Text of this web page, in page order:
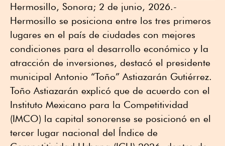
Hermosillo, Sonora; 2 de junio, 2026.-
Hermosillo se posiciona entre los tres primeros
lugares en el país de ciudades con mejores
condiciones para el desarrollo económico y la
atracción de inversiones, destacó el presidente
municipal Antonio “Toño” Astiazarán Gutiérrez.
Toño Astiazarán explicó que de acuerdo con el
Instituto Mexicano para la Competitividad
(IMCO) la capital sonorense se posicionó en el
tercer lugar nacional del Índice de